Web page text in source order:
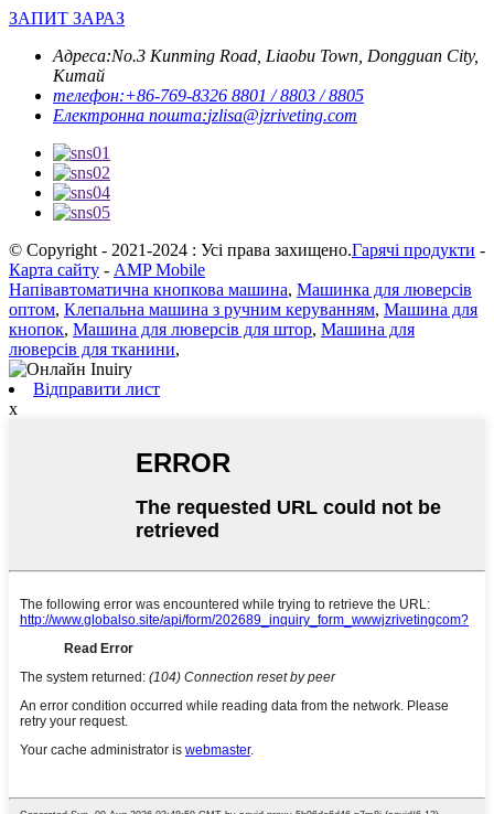
ЗАПИТ ЗАРАЗ
Адреса:No.3 Kunming Road, Liaobu Town, Dongguan City,
Китай
телефон:+86-769-8326 8801 / 8803 / 8805
Електронна пошта:jzlisa@jzriveting.com
© Copyright - 2021-2024 : Усі права захищено.Гарячі продукти -
Карта сайту - AMP Mobile
Напівавтоматична кнопкова машина, Машинка для люверсів
оптом, Клепальна машина з ручним керуванням, Машина для
кнопок, Машина для люверсів для штор, Машина для
люверсів для тканини,
Відправити лист
x